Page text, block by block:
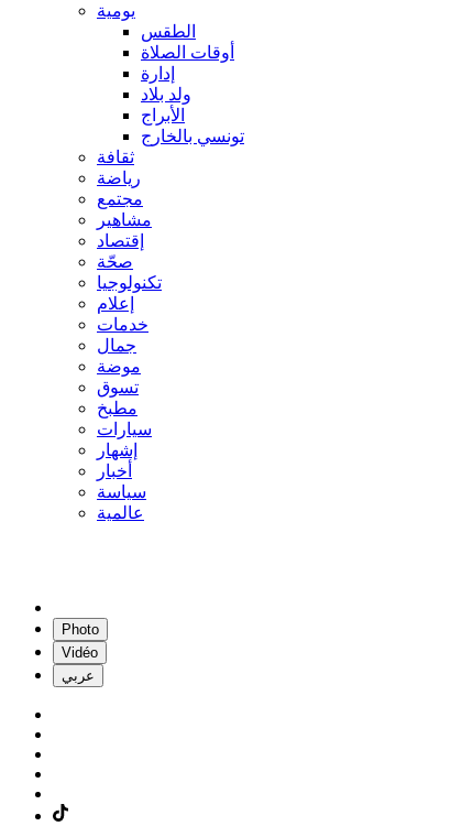
يومية
الطقس
أوقات الصلاة
إدارة
ولد بلاد
الأبراج
تونسي بالخارج
ثقافة
رياضة
مجتمع
مشاهير
إقتصاد
صحّة
تكنولوجيا
إعلام
خدمات
جمال
موضة
تسوق
مطبخ
سيارات
إشهار
أخبار
سياسة
عالمية
Photo
Vidéo
عربي